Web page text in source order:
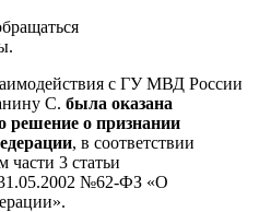
с ГУ МВД России
С. была оказана
решение о признании
, в соответствии
части 3 статьи
31.05.2002 №62-ФЗ «О